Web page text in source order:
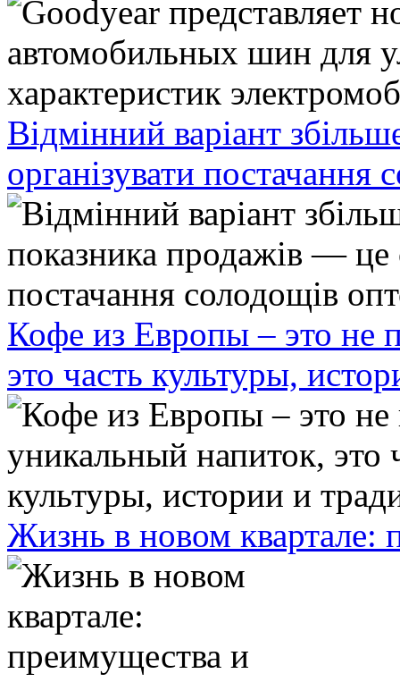
Відмінний варіант
організувати постачання
Кофе из Европы – это не
это часть культуры,
Жизнь в новом квартале: